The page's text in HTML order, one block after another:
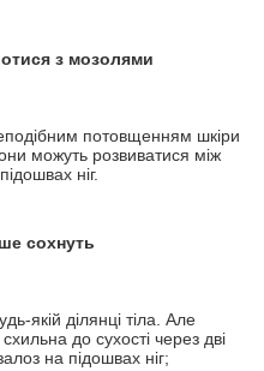
з мозолями
потовщенням шкіри
можуть розвиватися між
ніг.
сохнуть
якій ділянці тіла. Але
до сухості через дві
на підошвах ніг;